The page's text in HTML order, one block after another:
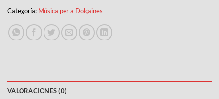
Categoría: Música per a Dolçaines
VALORACIONES (0)